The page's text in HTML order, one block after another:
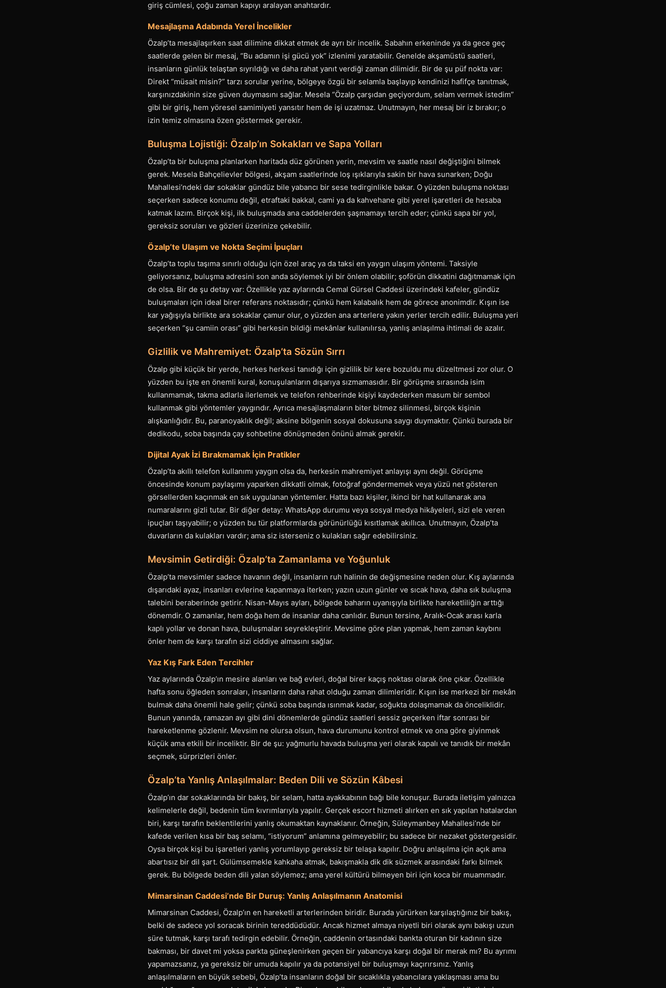
giriş cümlesi, çoğu zaman kapıyı aralayan anahtardır.
Mesajlaşma Adabında Yerel İncelikler
Özalp’ta mesajlaşırken saat dilimine dikkat etmek de ayrı bir incelik. Sabahın erkeninde ya da gece geç
saatlerde gelen bir mesaj, “Bu adamın işi gücü yok” izlenimi yaratabilir. Genelde akşamüstü saatleri,
insanların günlük telaştan sıyrıldığı ve daha rahat yanıt verdiği zaman dilimidir. Bir de şu püf nokta var:
Direkt “müsait misin?” tarzı sorular yerine, bölgeye özgü bir selamla başlayıp kendinizi hafifçe tanıtmak,
karşınızdakinin size güven duymasını sağlar. Mesela “Özalp çarşıdan geçiyordum, selam vermek istedim”
gibi bir giriş, hem yöresel samimiyeti yansıtır hem de işi uzatmaz. Unutmayın, her mesaj bir iz bırakır; o
izin temiz olmasına özen göstermek gerekir.
Buluşma Lojistiği: Özalp’ın Sokakları ve Sapa Yolları
Özalp’ta bir buluşma planlarken haritada düz görünen yerin, mevsim ve saatle nasıl değiştiğini bilmek
gerek. Mesela Bahçelievler bölgesi, akşam saatlerinde loş ışıklarıyla sakin bir hava sunarken; Doğu
Mahallesi’ndeki dar sokaklar gündüz bile yabancı bir sese tedirginlikle bakar. O yüzden buluşma noktası
seçerken sadece konumu değil, etraftaki bakkal, cami ya da kahvehane gibi yerel işaretleri de hesaba
katmak lazım. Birçok kişi, ilk buluşmada ana caddelerden şaşmamayı tercih eder; çünkü sapa bir yol,
gereksiz soruları ve gözleri üzerinize çekebilir.
Özalp’te Ulaşım ve Nokta Seçimi İpuçları
Özalp’ta toplu taşıma sınırlı olduğu için özel araç ya da taksi en yaygın ulaşım yöntemi. Taksiyle
geliyorsanız, buluşma adresini son anda söylemek iyi bir önlem olabilir; şoförün dikkatini dağıtmamak için
de olsa. Bir de şu detay var: Özellikle yaz aylarında Cemal Gürsel Caddesi üzerindeki kafeler, gündüz
buluşmaları için ideal birer referans noktasıdır; çünkü hem kalabalık hem de görece anonimdir. Kışın ise
kar yağışıyla birlikte ara sokaklar çamur olur, o yüzden ana arterlere yakın yerler tercih edilir. Buluşma yeri
seçerken “şu camiin orası” gibi herkesin bildiği mekânlar kullanılırsa, yanlış anlaşılma ihtimali de azalır.
Gizlilik ve Mahremiyet: Özalp’ta Sözün Sırrı
Özalp gibi küçük bir yerde, herkes herkesi tanıdığı için gizlilik bir kere bozuldu mu düzeltmesi zor olur. O
yüzden bu işte en önemli kural, konuşulanların dışarıya sızmamasıdır. Bir görüşme sırasında isim
kullanmamak, takma adlarla ilerlemek ve telefon rehberinde kişiyi kaydederken masum bir sembol
kullanmak gibi yöntemler yaygındır. Ayrıca mesajlaşmaların biter bitmez silinmesi, birçok kişinin
alışkanlığıdır. Bu, paranoyaklık değil; aksine bölgenin sosyal dokusuna saygı duymaktır. Çünkü burada bir
dedikodu, soba başında çay sohbetine dönüşmeden önünü almak gerekir.
Dijital Ayak İzi Bırakmamak İçin Pratikler
Özalp’ta akıllı telefon kullanımı yaygın olsa da, herkesin mahremiyet anlayışı aynı değil. Görüşme
öncesinde konum paylaşımı yaparken dikkatli olmak, fotoğraf göndermemek veya yüzü net gösteren
görsellerden kaçınmak en sık uygulanan yöntemler. Hatta bazı kişiler, ikinci bir hat kullanarak ana
numaralarını gizli tutar. Bir diğer detay: WhatsApp durumu veya sosyal medya hikâyeleri, sizi ele veren
ipuçları taşıyabilir; o yüzden bu tür platformlarda görünürlüğü kısıtlamak akıllıca. Unutmayın, Özalp’ta
duvarların da kulakları vardır; ama siz isterseniz o kulakları sağır edebilirsiniz.
Mevsimin Getirdiği: Özalp’ta Zamanlama ve Yoğunluk
Özalp’ta mevsimler sadece havanın değil, insanların ruh halinin de değişmesine neden olur. Kış aylarında
dışarıdaki ayaz, insanları evlerine kapanmaya iterken; yazın uzun günler ve sıcak hava, daha sık buluşma
talebini beraberinde getirir. Nisan-Mayıs ayları, bölgede baharın uyanışıyla birlikte hareketliliğin arttığı
dönemdir. O zamanlar, hem doğa hem de insanlar daha canlıdır. Bunun tersine, Aralık-Ocak arası karla
kaplı yollar ve donan hava, buluşmaları seyrekleştirir. Mevsime göre plan yapmak, hem zaman kaybını
önler hem de karşı tarafın sizi ciddiye almasını sağlar.
Yaz Kış Fark Eden Tercihler
Yaz aylarında Özalp’ın mesire alanları ve bağ evleri, doğal birer kaçış noktası olarak öne çıkar. Özellikle
hafta sonu öğleden sonraları, insanların daha rahat olduğu zaman dilimleridir. Kışın ise merkezi bir mekân
bulmak daha önemli hale gelir; çünkü soba başında ısınmak kadar, soğukta dolaşmamak da önceliklidir.
Bunun yanında, ramazan ayı gibi dini dönemlerde gündüz saatleri sessiz geçerken iftar sonrası bir
hareketlenme gözlenir. Mevsim ne olursa olsun, hava durumunu kontrol etmek ve ona göre giyinmek
küçük ama etkili bir inceliktir. Bir de şu: yağmurlu havada buluşma yeri olarak kapalı ve tanıdık bir mekân
seçmek, sürprizleri önler.
Özalp’ta Yanlış Anlaşılmalar: Beden Dili ve Sözün Kâbesi
Özalp’ın dar sokaklarında bir bakış, bir selam, hatta ayakkabının bağı bile konuşur. Burada iletişim yalnızca
kelimelerle değil, bedenin tüm kıvrımlarıyla yapılır. Gerçek escort hizmeti alırken en sık yapılan hatalardan
biri, karşı tarafın beklentilerini yanlış okumaktan kaynaklanır. Örneğin, Süleymanbey Mahallesi’nde bir
kafede verilen kısa bir baş selamı, “istiyorum” anlamına gelmeyebilir; bu sadece bir nezaket göstergesidir.
Oysa birçok kişi bu işaretleri yanlış yorumlayıp gereksiz bir telaşa kapılır. Doğru anlaşılma için açık ama
abartısız bir dil şart. Gülümsemekle kahkaha atmak, bakışmakla dik dik süzmek arasındaki farkı bilmek
gerek. Bu bölgede beden dili yalan söylemez; ama yerel kültürü bilmeyen biri için koca bir muammadır.
Mimarsinan Caddesi’nde Bir Duruş: Yanlış Anlaşılmanın Anatomisi
Mimarsinan Caddesi, Özalp’ın en hareketli arterlerinden biridir. Burada yürürken karşılaştığınız bir bakış,
belki de sadece yol soracak birinin tereddüdüdür. Ancak hizmet almaya niyetli biri olarak aynı bakışı uzun
süre tutmak, karşı tarafı tedirgin edebilir. Örneğin, caddenin ortasındaki bankta oturan bir kadının size
bakması, bir davet mi yoksa parkta güneşlenirken geçen bir yabancıya karşı doğal bir merak mı? Bu ayrımı
yapamazsanız, ya gereksiz bir umuda kapılır ya da potansiyel bir buluşmayı kaçırırsınız. Yanlış
anlaşılmaların en büyük sebebi, Özalp’ta insanların doğal bir sıcaklıkla yabancılara yaklaşması ama bu